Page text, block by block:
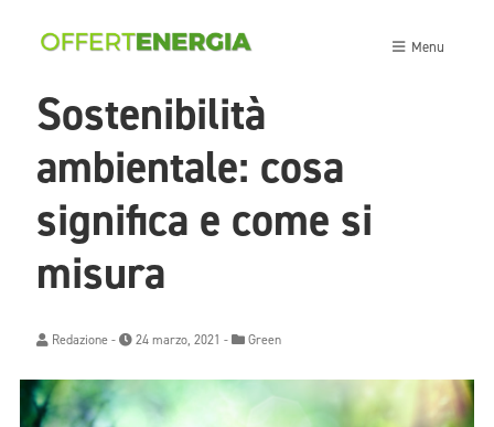
Menu
Sostenibilità
ambientale: cosa
significa e come si
misura
Redazione- 24 marzo, 2021 - Green